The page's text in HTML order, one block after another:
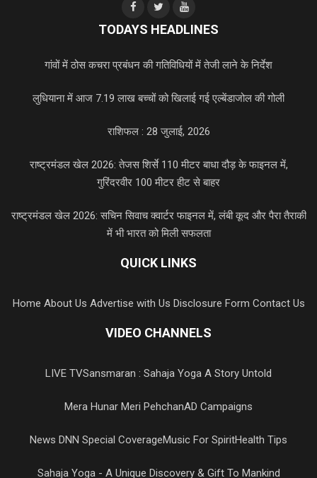
TODAYS HEADLINES
गांवों में ठोस कचरा प्रबंधन की गतिविधियों में तेजी लाने के निर्देश
लुधियाना में आज 7.19 लाख बच्चों को खिलाई गई एल्बेंडाजोल की गोली
राशिफल : 28 जुलाई, 2026
राष्ट्रमंडल खेल 2026: तेजस शिर्से 110 मीटर बाधा दौड़ के फाइनल में,
गुरिंदरवीर 100 मीटर हीट से बाहर
राष्ट्रमंडल खेल 2026: सचिन सिवाच क्वार्टर फाइनल में, लंबी कूद और पैरा तैराकी
में भी भारत को मिली सफलता
QUICK LINKS
Home About Us Advertise with Us Disclosure Form Contact Us
VIDEO CHANNELS
LIVE TVSansmaran : Sahaja Yoga A Story Untold
Mera Hunar Meri PehchanAD Campaigns
News DNN Special CoverageMusic For SpiritHealth Tips
Sahaja Yoga - A Unique Discovery & Gift To Mankind